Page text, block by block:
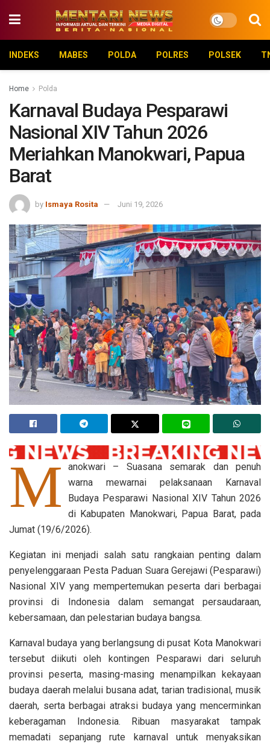
INDEKS MABES POLDA POLRES POLSEK
Home Polda
Karnaval Budaya Pesparawi
Nasional XIV Tahun 2026
Meriahkan Manokwari, Papua
Barat
by Ismaya Rosita Juni 19, 2026
M
anokwari – Suasana semarak dan penuh
warna mewarnai pelaksanaan Karnaval
Budaya Pesparawi Nasional XIV Tahun 2026
di Kabupaten Manokwari, Papua Barat, pada
Jumat (19/6/2026).
Kegiatan ini menjadi salah satu rangkaian penting dalam
penyelenggaraan Pesta Paduan Suara Gerejawi (Pesparawi)
Nasional XIV yang mempertemukan peserta dari berbagai
provinsi di Indonesia dalam semangat persaudaraan,
kebersamaan, dan pelestarian budaya bangsa.
Karnaval budaya yang berlangsung di pusat Kota Manokwari
tersebut diikuti oleh kontingen Pesparawi dari seluruh
provinsi peserta, masing-masing menampilkan kekayaan
budaya daerah melalui busana adat, tarian tradisional, musik
daerah, serta berbagai atraksi budaya yang mencerminkan
keberagaman Indonesia. Ribuan masyarakat tampak
memadati sepanjang rute karnaval untuk menyaksikan